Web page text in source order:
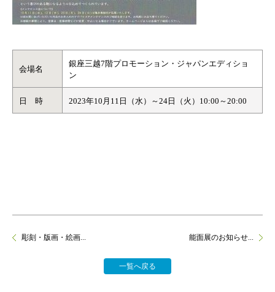
会場名
銀座三越7階プロモーション・ジャパンエディショ
ン
日 時 2023年10月11日（水）～24日（火）10:00～20:00
彫刻・版画・絵画...
一覧へ戻る
能面展のお知らせ...